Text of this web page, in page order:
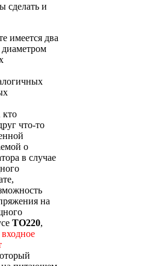
сделать и
имеется два
кто
что-то
о
в случае
на
ТО220,